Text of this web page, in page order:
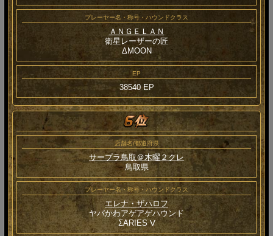
プレーヤー名・称号・ハウンドクラス
ＡＮＧＥＬＡＮ
衛星レーザーの匠
ΔMOON
EP
38540 EP
店舗名/都道府県
サープラ鳥取＠木曜２クレ
鳥取県
プレーヤー名・称号・ハウンドクラス
エレナ・ザハロフ
ヤバかわアゲアゲハウンド
ΣARIES Ⅴ